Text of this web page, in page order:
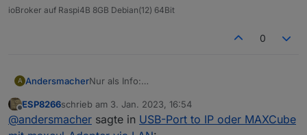
ioBroker auf Raspi4B 8GB Debian(12) 64Bit
0
A AndersmacherNur als Info:
einige Zeit laufen. Zuerst hatte ich ihn per USB
und MAX-Cul "direkt" am ioBroker. Dann habe
Offline
ESP8266schrieb am 3. Jan. 2023, 16:54
zuletzt editiert von
@andersmacher sagte in USB-Port to IP oder MAXCube